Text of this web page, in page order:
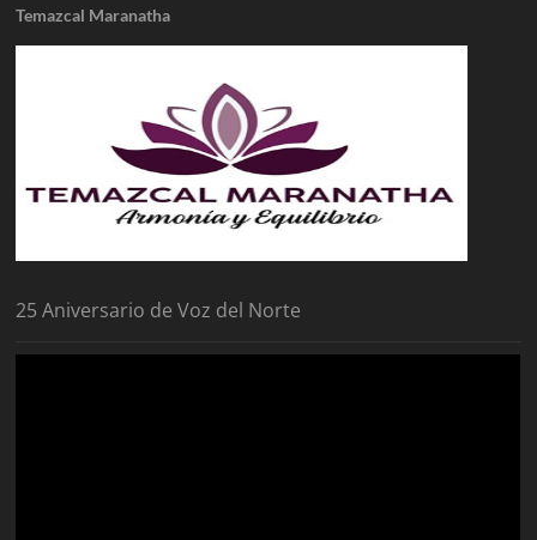
Temazcal Maranatha
25 Aniversario de Voz del Norte